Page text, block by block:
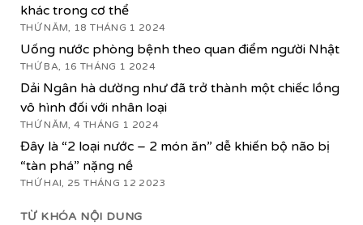
khác trong cơ thể
THỨ NĂM, 18 THÁNG 1 2024
Uống nước phòng bệnh theo quan điểm người Nhật
THỨ BA, 16 THÁNG 1 2024
Dải Ngân hà dường như đã trở thành một chiếc lồng
vô hình đối với nhân loại
THỨ NĂM, 4 THÁNG 1 2024
Đây là “2 loại nước – 2 món ăn” dễ khiến bộ não bị
“tàn phá” nặng nề
THỨ HAI, 25 THÁNG 12 2023
TỪ KHÓA NỘI DUNG